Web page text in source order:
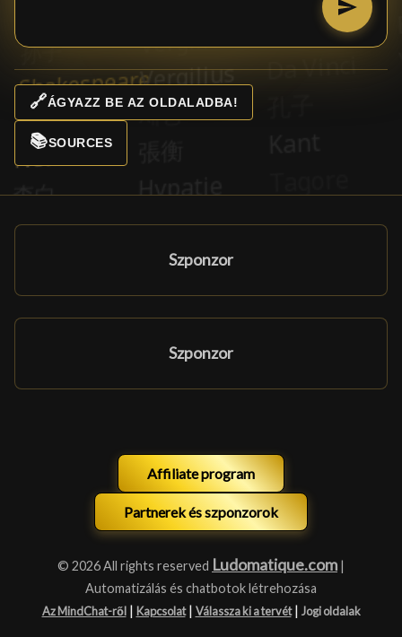
🔗ÁGYAZZ BE AZ OLDALADBA!
📚SOURCES
Szponzor
Szponzor
Affiliate program
Partnerek és szponzorok
© 2026 All rights reserved Ludomatique.com |
Automatizálás és chatbotok létrehozása
Az MindChat-ről | Kapcsolat | Válassza ki a tervét | Jogi oldalak